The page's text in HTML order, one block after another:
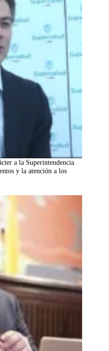
a la Superintendencia
y la atención a los